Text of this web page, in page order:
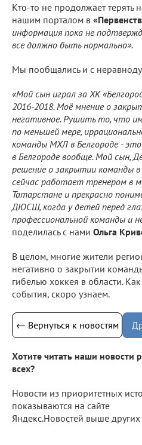
Кто-то не продолжает терять
нашим порталом в
информация пока не
все должно быть нормально».
Мы пообщались и с
«Мой сын играл за ХК
2016-2018. Моё мнение о
негативное. Рушить то, что
по меньшей мере,
команды МХЛ в Белгороде -
в Белгороде вообще. Мой сын,
решение о закрытии команды
сейчас работает тренером в
Татарстане и прекрасно
ДЮСШ, когда у детей перед
профессиональной команды и
поделилась с нами Ольга
В целом, многие жители
негативно о закрытии
гибелью хоккея в области.
события, скоро узнаем.
← Вернуться к новостям
Хотите читать наши новости
всех?
Новости из приоритетных
показываются на сайте
Яндекс.Новостей выше других